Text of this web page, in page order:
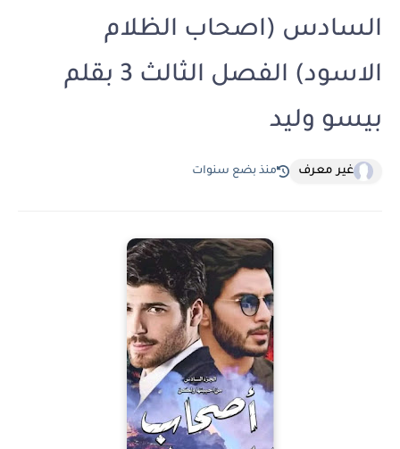
السادس (اصحاب الظلام
الاسود) الفصل الثالث 3 بقلم
بيسو وليد
غير معرف منذ بضع سنوات